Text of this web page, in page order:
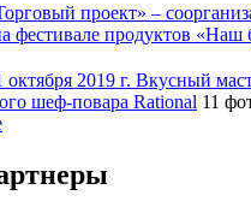
проект» –
фестивале продуктов «Наш
октября 2019 г. Вкусный
шеф-повара Rational 11